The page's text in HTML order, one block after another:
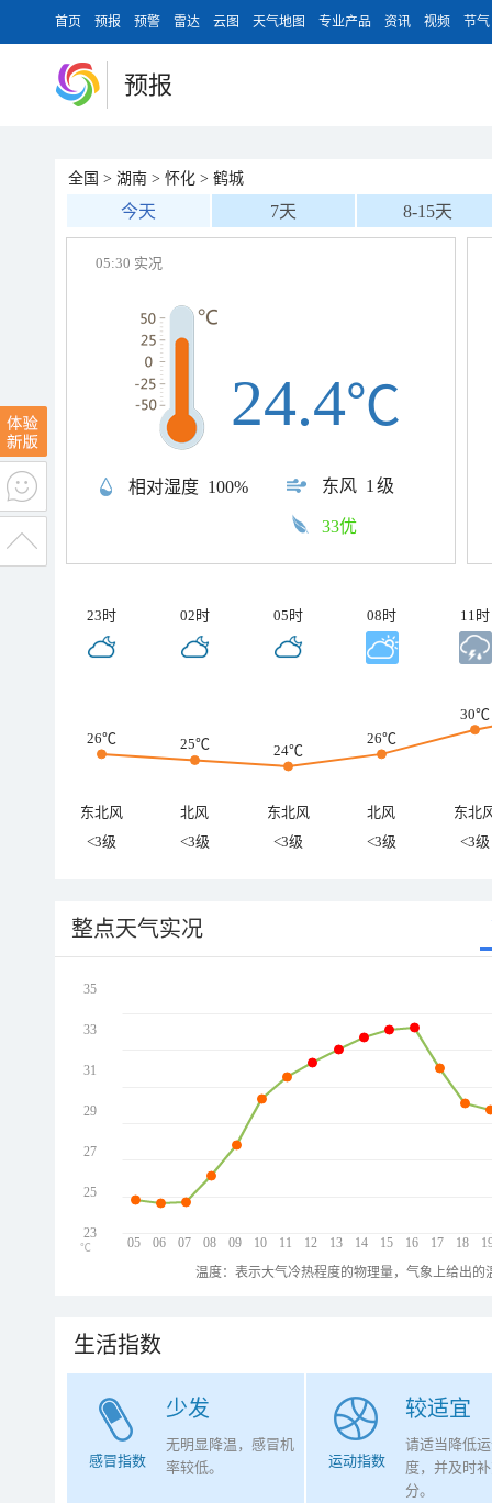
首页 预报 预警 雷达 云图 天气地图 专业产品 资讯 视频 节气
预报
全国 > 湖南 > 怀化 > 鹤城
今天 7天 8-15天
05:30 实况
相对湿度 100% 东风 1级
24.4℃
33优
23时 02时 05时 08时 11时
26℃ 25℃ 24℃
26℃
30℃
东北风 北风 东北风 北风
东北
<3级
<3级 <3级 <3级 <3级
整点天气实况
05 06 07 08 09 10 11 12 13 14 15 16 17 18
35
33
31
29
27
25
23
℃
温度：表示大气冷热程度的物理量，气象上给出
生活指数
少发
感冒指数
无明显降温，感冒机
率较低。
较适宜
运动指数
请适当降低
度，并及时
分。